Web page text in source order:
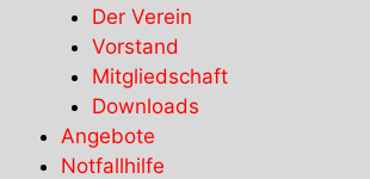
Der Verein
Vorstand
Mitgliedschaft
Downloads
Angebote
Notfallhilfe